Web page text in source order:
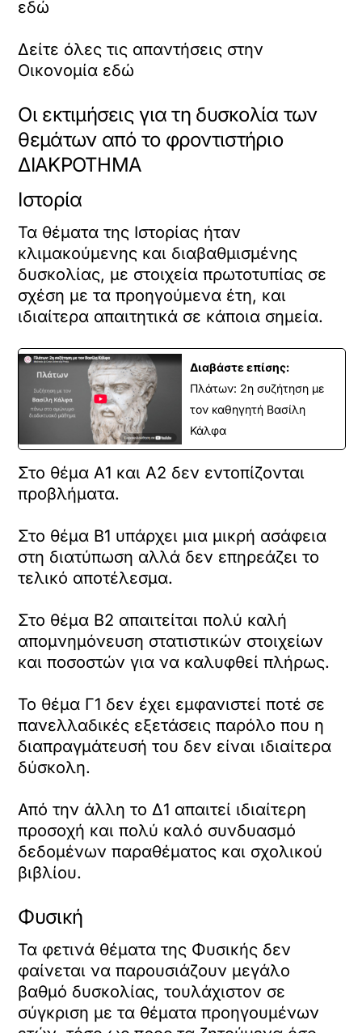
εδώ
Δείτε όλες τις απαντήσεις στην
Οικονομία εδώ
Οι εκτιμήσεις για τη δυσκολία των
θεμάτων από το φροντιστήριο
ΔΙΑΚΡΟΤΗΜΑ
Ιστορία
Τα θέματα της Ιστορίας ήταν
κλιμακούμενης και διαβαθμισμένης
δυσκολίας, με στοιχεία πρωτοτυπίας σε
σχέση με τα προηγούμενα έτη, και
ιδιαίτερα απαιτητικά σε κάποια σημεία.
Διαβάστε επίσης:
Πλάτων: 2η συζήτηση με
τον καθηγητή Βασίλη
Κάλφα
Στο θέμα Α1 και Α2 δεν εντοπίζονται
προβλήματα.
Στο θέμα Β1 υπάρχει μια μικρή ασάφεια
στη διατύπωση αλλά δεν επηρεάζει το
τελικό αποτέλεσμα.
Στο θέμα Β2 απαιτείται πολύ καλή
απομνημόνευση στατιστικών στοιχείων
και ποσοστών για να καλυφθεί πλήρως.
Το θέμα Γ1 δεν έχει εμφανιστεί ποτέ σε
πανελλαδικές εξετάσεις παρόλο που η
διαπραγμάτευσή του δεν είναι ιδιαίτερα
δύσκολη.
Από την άλλη το Δ1 απαιτεί ιδιαίτερη
προσοχή και πολύ καλό συνδυασμό
δεδομένων παραθέματος και σχολικού
βιβλίου.
Φυσική
Τα φετινά θέματα της Φυσικής δεν
φαίνεται να παρουσιάζουν μεγάλο
βαθμό δυσκολίας, τουλάχιστον σε
σύγκριση με τα θέματα προηγουμένων